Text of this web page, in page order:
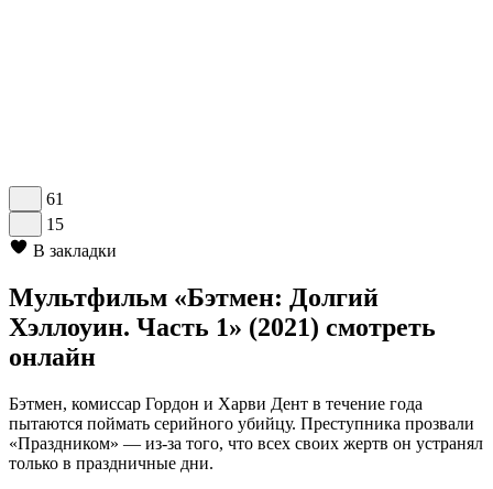
61
15
В закладки
Мультфильм «Бэтмен: Долгий
Хэллоуин. Часть 1» (2021) смотреть
онлайн
Бэтмен, комиссар Гордон и Харви Дент в течение года
пытаются поймать серийного убийцу. Преступника прозвали
«Праздником» — из-за того, что всех своих жертв он устранял
только в праздничные дни.